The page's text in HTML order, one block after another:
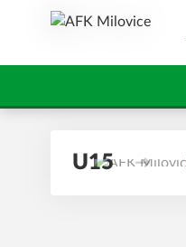
U15